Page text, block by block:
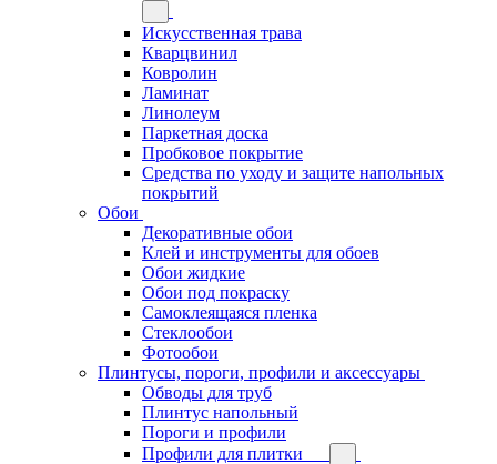
Искусственная трава
Кварцвинил
Ковролин
Ламинат
Линолеум
Паркетная доска
Пробковое покрытие
Средства по уходу и защите напольных
покрытий
Обои
Декоративные обои
Клей и инструменты для обоев
Обои жидкие
Обои под покраску
Самоклеящаяся пленка
Стеклообои
Фотообои
Плинтусы, пороги, профили и аксессуары
Обводы для труб
Плинтус напольный
Пороги и профили
Профили для плитки